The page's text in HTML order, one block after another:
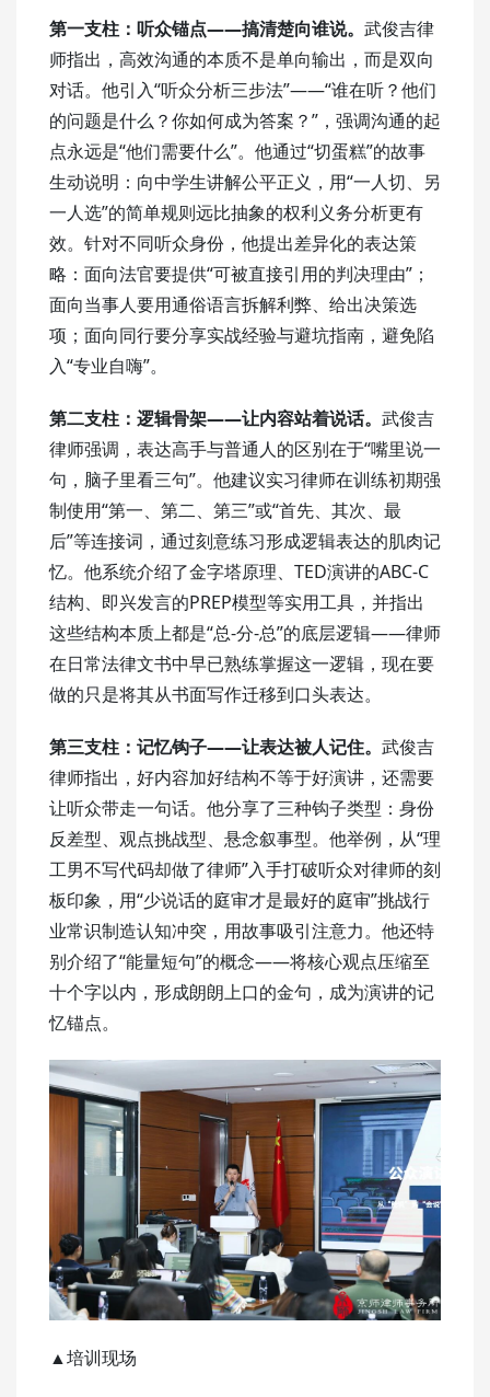
第一支柱：听众锚点——搞清楚向谁说。 武俊吉律
师指出，高效沟通的本质不是单向输出，而是双向
对话。他引入“听众分析三步法”——“谁在听？他们
的问题是什么？你如何成为答案？”，强调沟通的起
点永远是“他们需要什么”。他通过“切蛋糕”的故事
生动说明：向中学生讲解公平正义，用“一人切、另
一人选”的简单规则远比抽象的权利义务分析更有
效。针对不同听众身份，他提出差异化的表达策
略：面向法官要提供“可被直接引用的判决理由”；
面向当事人要用通俗语言拆解利弊、给出决策选
项；面向同行要分享实战经验与避坑指南，避免陷
入“专业自嗨”。
第二支柱：逻辑骨架——让内容站着说话。 武俊吉
律师强调，表达高手与普通人的区别在于“嘴里说一
句，脑子里看三句”。他建议实习律师在训练初期强
制使用“第一、第二、第三”或“首先、其次、最
后”等连接词，通过刻意练习形成逻辑表达的肌肉记
忆。他系统介绍了金字塔原理、TED演讲的ABC-C
结构、即兴发言的PREP模型等实用工具，并指出
这些结构本质上都是“总-分-总”的底层逻辑——律师
在日常法律文书中早已熟练掌握这一逻辑，现在要
做的只是将其从书面写作迁移到口头表达。
第三支柱：记忆钩子——让表达被人记住。 武俊吉
律师指出，好内容加好结构不等于好演讲，还需要
让听众带走一句话。他分享了三种钩子类型：身份
反差型、观点挑战型、悬念叙事型。他举例，从“理
工男不写代码却做了律师”入手打破听众对律师的刻
板印象，用“少说话的庭审才是最好的庭审”挑战行
业常识制造认知冲突，用故事吸引注意力。他还特
别介绍了“能量短句”的概念——将核心观点压缩至
十个字以内，形成朗朗上口的金句，成为演讲的记
忆锚点。
▲培训现场